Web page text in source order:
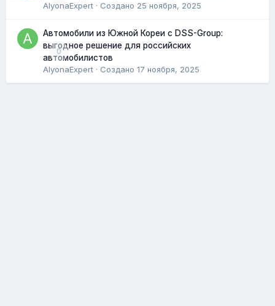
AlyonaExpert · Создано 25 ноября, 2025
0
Автомобили из Южной Кореи с DSS-Group:
выгодное решение для российских
автомобилистов
AlyonaExpert · Создано 17 ноября, 2025